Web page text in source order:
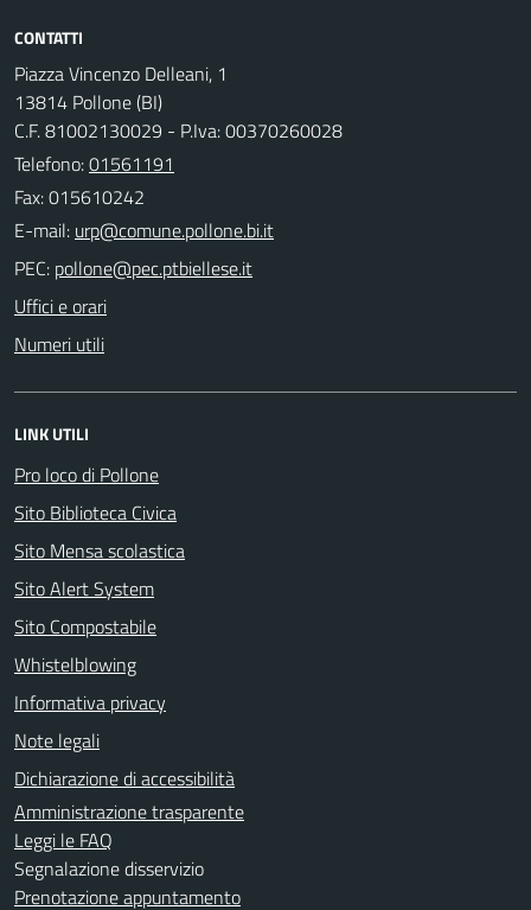
CONTATTI
Piazza Vincenzo Delleani, 1
13814 Pollone (BI)
C.F. 81002130029 - P.Iva: 00370260028
Telefono:01561191
Fax: 015610242
E-mail:
PEC:
Uffici e orari
Numeri utili
LINK UTILI
Pro loco di Pollone
Sito Biblioteca Civica
Sito Mensa scolastica
Sito Alert System
Sito Compostabile
Whistelblowing
Informativa privacy
Note legali
Dichiarazione di accessibilità
Amministrazione trasparente
Leggi le FAQ
Segnalazione disservizio
Prenotazione appuntamento